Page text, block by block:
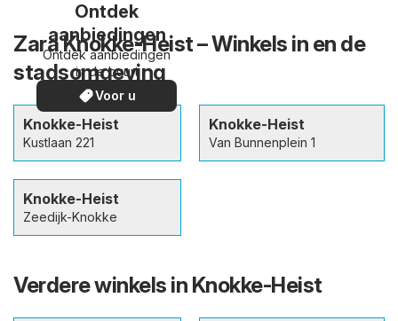
Ontdek
aanbiedingen
Ontdek aanbiedingen
in de buurt
Voor u
Zara Knokke-Heist – Winkels in en de
stadsomgeving
Knokke-Heist
Kustlaan 221
Knokke-Heist
Van Bunnenplein 1
Knokke-Heist
Zeedijk-Knokke
Verdere winkels in Knokke-Heist